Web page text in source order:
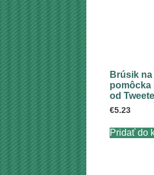
Brúsik
pomôcka
od
€5.23
Pridať do